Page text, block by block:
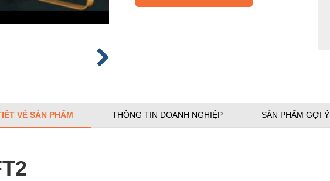
VỀ SẢN PHẨM THÔNG TIN DOANH NGHIỆP SẢN PHẨM GỢI Ý